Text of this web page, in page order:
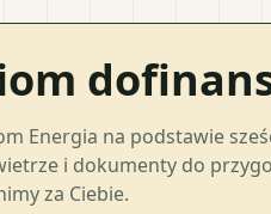
Energia na podstawie
i dokumenty do
za Ciebie.